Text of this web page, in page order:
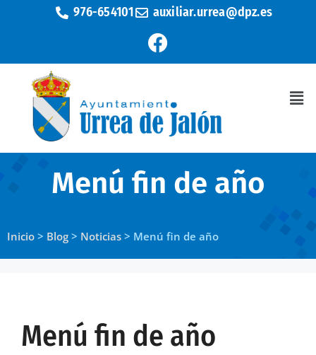
976-654101 auxiliar.urrea@dpz.es
Menú fin de año
Inicio > Blog > Noticias > Menú fin de año
Menú fin de año